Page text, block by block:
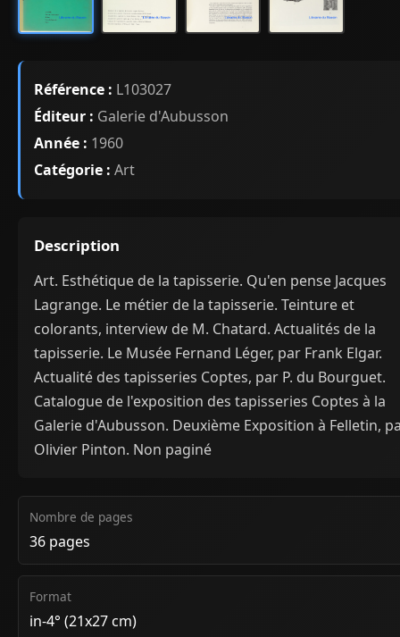
Référence : L103027
Éditeur : Galerie d'Aubusson
Année : 1960
Catégorie : Art
Description
Art. Esthétique de la tapisserie. Qu'en pense Jacques
Lagrange. Le métier de la tapisserie. Teinture et
colorants, interview de M. Chatard. Actualités de la
tapisserie. Le Musée Fernand Léger, par Frank Elgar.
Actualité des tapisseries Coptes, par P. du Bourguet.
Catalogue de l'exposition des tapisseries Coptes à la
Galerie d'Aubusson. Deuxième Exposition à Felletin,
Olivier Pinton. Non paginé
Nombre de pages
36 pages
Format
in-4° (21x27 cm)